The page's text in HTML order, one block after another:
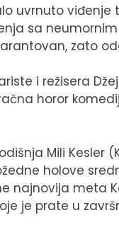
uvrnuto
sa
zato
i režisera
horor
Mili Kesler
holove
najnovija meta
je prate u